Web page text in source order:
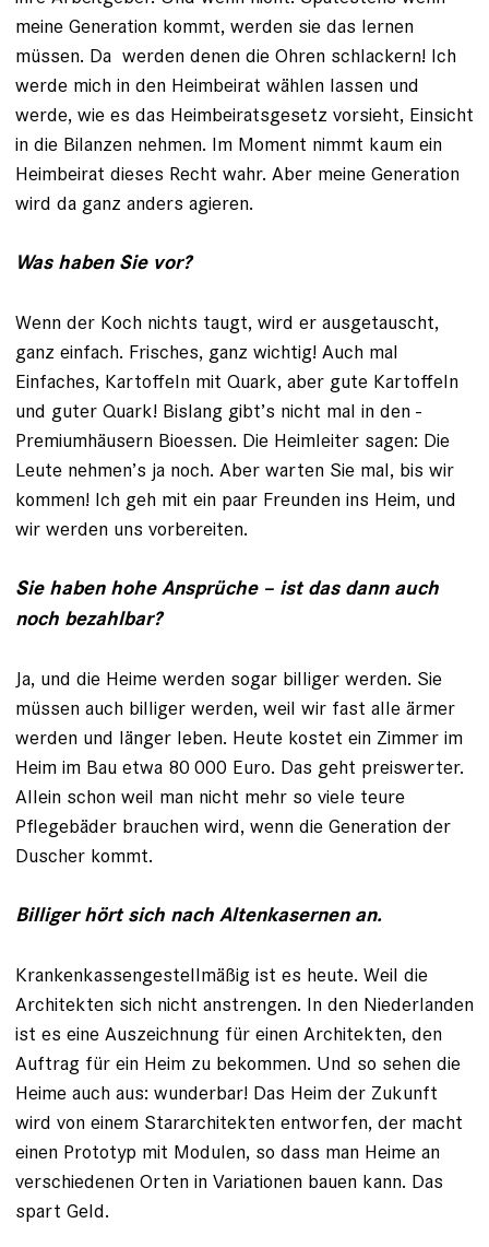
meine Generation kommt, werden sie das lernen
müssen. Da werden denen die Ohren schlackern! Ich
werde mich in den Heimbeirat wählen lassen und
werde, wie es das Heimbeiratsgesetz vorsieht, Einsicht
in die Bilanzen nehmen. Im Moment nimmt kaum ein
Heimbeirat dieses Recht wahr. Aber meine Generation
wird da ganz anders agieren.
Was haben Sie vor?
Wenn der Koch nichts taugt, wird er ausgetauscht,
ganz einfach. Frisches, ganz wichtig! Auch mal
Einfaches, Kartoffeln mit Quark, aber gute Kartoffeln
und guter Quark! Bislang gibt’s nicht mal in den ­
Premiumhäusern Bioessen. Die Heim­leiter sagen: Die
Leute nehmen’s ja noch. Aber warten Sie mal, bis wir
kommen! Ich geh mit ein paar Freunden ins Heim, und
wir werden uns vorbereiten.
Sie haben hohe Ansprüche – ist das dann auch
noch bezahlbar?
Ja, und die Heime werden sogar billiger werden. Sie
müssen auch billiger werden, weil wir fast alle ärmer
werden und länger leben. Heute kostet ein Zimmer im
Heim im Bau etwa 80 000 Euro. Das geht preiswerter.
Allein schon weil man nicht mehr so viele teure
Pflegebäder brauchen wird, wenn die Generation der
Duscher kommt.
Billiger hört sich nach Altenkasernen an.
Krankenkassengestellmäßig ist es heute. Weil die
Architekten sich nicht anstrengen. In den Niederlanden
ist es eine Auszeichnung für einen Architekten, den
Auftrag für ein Heim zu bekommen. Und so sehen die
Heime auch aus: wunderbar! Das Heim der Zukunft
wird von einem Star­architekten entworfen, der macht
einen Prototyp mit Modulen, so dass man Heime an
verschiedenen Orten in Variationen ­bauen kann. Das
spart Geld.